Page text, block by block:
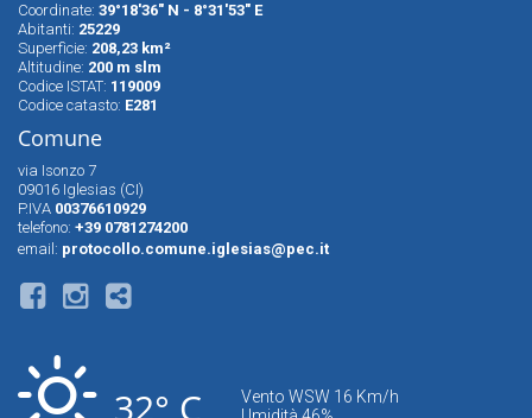
Coordinate: 39°18'36" N - 8°31'53" E
Abitanti: 25229
Superfìcie: 208,23 km²
Altitudine: 200 m slm
Codice ISTAT: 119009
Codice catasto: E281
Comune
via Isonzo 7
09016 Iglesias (CI)
P.IVA 00376610929
telefono: +39 0781274200
email: protocollo.comune.iglesias@pec.it
32° C
Vento WSW 16 Km/h